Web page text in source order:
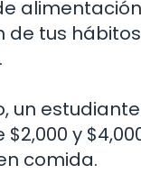
alimentación
de tus hábitos
un
y
comida.